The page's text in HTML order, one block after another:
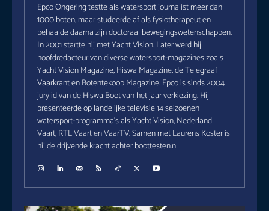
Epco Ongering testte als watersport journalist meer dan
1000 boten, maar studeerde af als fysiotherapeut en
behaalde daarna zijn doctoraal bewegingswetenschappen.
In 2001 startte hij met Yacht Vision. Later werd hij
hoofdredacteur van diverse watersport-magazines zoals
Yacht Vision Magazine, Hiswa Magazine, de Telegraaf
Vaarkrant en Botentekoop Magazine. Epco is sinds 2004
jurylid van de Hiswa Boot van het jaar verkiezing. Hij
presenteerde op landelijke televisie 14 seizoenen
watersport-programma's als Yacht Vision, Nederland
Vaart, RTL Vaart en VaarTV. Samen met Laurens Koster is
hij de drijvende kracht achter boottesten.nl